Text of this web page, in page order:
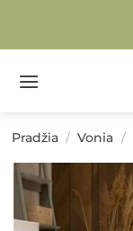
content
Pradžia / Vonia /